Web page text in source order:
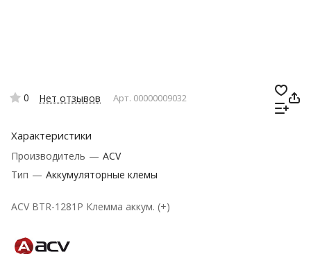
0 Нет отзывов Арт. 00000009032
Характеристики
Производитель — ACV
Тип — Аккумуляторные клемы
ACV BTR-1281P Клемма аккум. (+)